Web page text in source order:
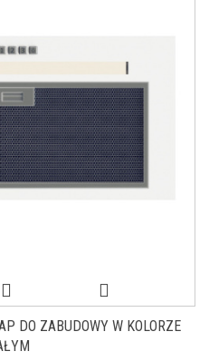
DO ZABUDOWY W KOLORZE